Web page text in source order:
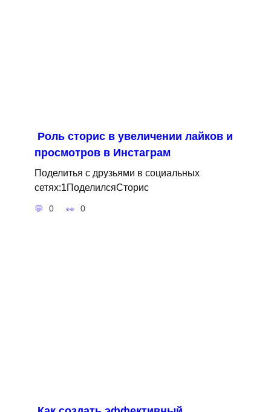
Роль сторис в увеличении лайков и
просмотров в Инстаграм
Поделитья с друзьями в социальных
сетях:1ПоделилсяСторис
0 0